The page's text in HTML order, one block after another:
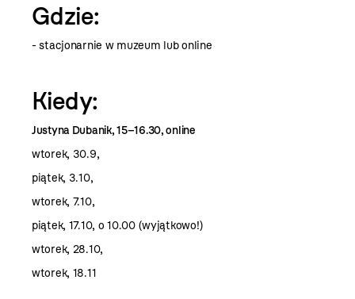
Gdzie:
- stacjonarnie w muzeum lub online
Kiedy:
Justyna Dubanik, 15–16.30, online
wtorek, 30.9,
piątek, 3.10,
wtorek, 7.10,
piątek, 17.10, o 10.00 (wyjątkowo!)
wtorek, 28.10,
wtorek, 18.11